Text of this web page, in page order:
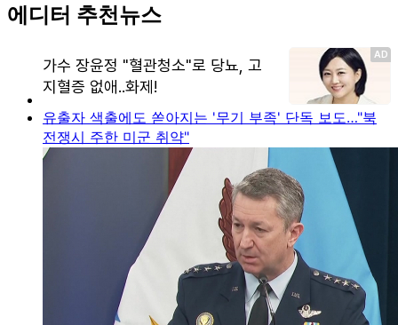
에디터 추천뉴스
유출자 색출에도 쏟아지는 '무기 부족' 단독 보도…"북
전쟁시 주한 미군 취약"